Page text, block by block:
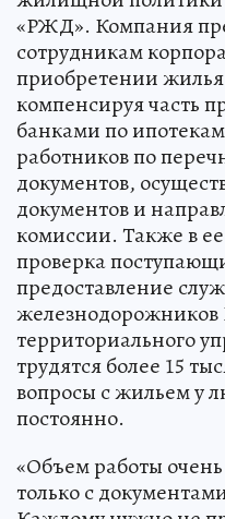
«РЖД». Компания
сотрудникам
приобретении жилья
компенсируя часть
банками по
работников по
документов,
документов и
комиссии. Также в
проверка
предоставление
железнодорожников
территориального
трудятся более 15
вопросы с жильем у
постоянно.
«Объем работы
только с